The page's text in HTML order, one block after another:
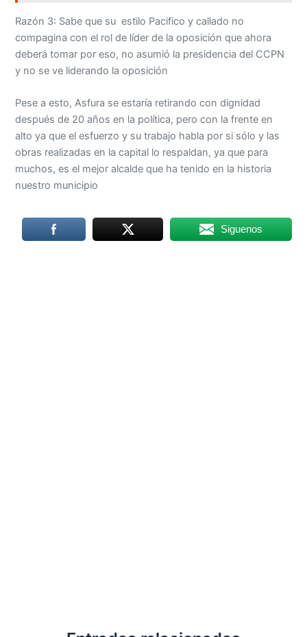
Razón 3: Sabe que su estilo Pacifico y callado no
compagina con el rol de líder de la oposición que ahora
deberá tomar por eso, no asumió la presidencia del CCPN
y no se ve liderando la oposición
Pese a esto, Asfura se estaría retirando con dignidad
después de 20 años en la política, pero con la frente en
alto ya que el esfuerzo y su trabajo habla por si sólo y las
obras realizadas en la capital lo respaldan, ya que para
muchos, es el mejor alcalde que ha tenido en la historia
nuestro municipio
Siguenos